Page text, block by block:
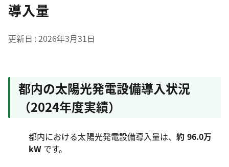
導入量
更新日 2026年3月31日
都内の太陽光発電設備導入状況
（2024年度実績）
都内における太陽光発電設備導入量は、約 96.0万
kW です。